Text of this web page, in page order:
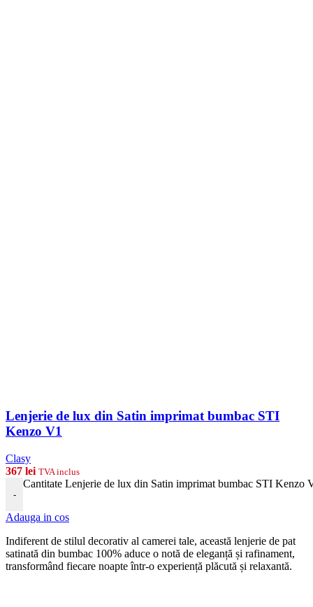
Lenjerie de lux din Satin imprimat bumbac STI
Kenzo V1
Clasy
367 lei TVA inclus
-
Cantitate Lenjerie de lux din Satin imprimat bumbac STI Kenzo
Adauga in cos
Indiferent de stilul decorativ al camerei tale, această lenjerie de pat
satinată din bumbac 100% aduce o notă de eleganță și rafinament,
transformând fiecare noapte într-o experiență plăcută și relaxantă.